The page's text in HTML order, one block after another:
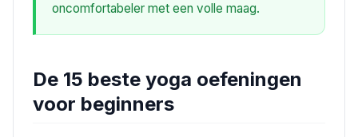
oncomfortabeler met een volle maag.
De 15 beste yoga oefeningen
voor beginners